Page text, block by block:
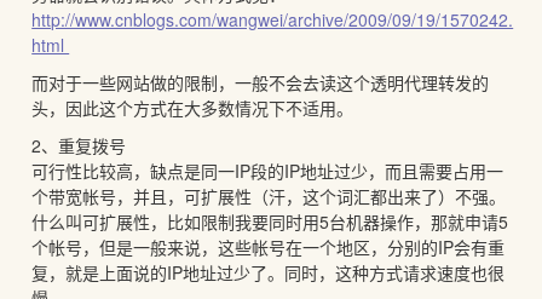
http://www.cnblogs.com/wangwei/archive/2009/09/19/1570242.
html
而对于一些网站做的限制，一般不会去读这个透明代理转发的
头，因此这个方式在大多数情况下不适用。
2、重复拨号
可行性比较高，缺点是同一IP段的IP地址过少，而且需要占用一
个带宽帐号，并且，可扩展性（汗，这个词汇都出来了）不强。
什么叫可扩展性，比如限制我要同时用5台机器操作，那就申请5
个帐号，但是一般来说，这些帐号在一个地区，分别的IP会有重
复，就是上面说的IP地址过少了。同时，这种方式请求速度也很